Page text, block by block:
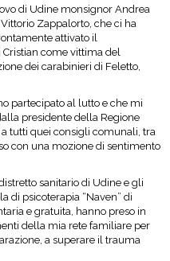
di Udine monsignor Andrea
Zappalorto, che ci ha
attivato il
come vittima del
dei carabinieri di Feletto,
partecipato al lutto e che mi
presidente della Regione
tutti quei consigli comunali, tra
con una mozione di sentimento
sanitario di Udine e gli
di psicoterapia “Naven” di
e gratuita, hanno preso in
della mia rete familiare per
a superare il trauma